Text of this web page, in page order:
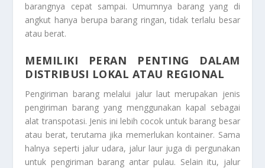
barangnya cepat sampai. Umumnya barang yang di
angkut hanya berupa barang ringan, tidak terlalu besar
atau berat.
MEMILIKI PERAN PENTING DALAM
DISTRIBUSI LOKAL ATAU REGIONAL
Pengiriman barang melalui jalur laut merupakan jenis
pengiriman barang yang menggunakan kapal sebagai
alat transpotasi. Jenis ini lebih cocok untuk barang besar
atau berat, terutama jika memerlukan kontainer. Sama
halnya seperti jalur udara, jalur laur juga di pergunakan
untuk pengiriman barang antar pulau. Selain itu, jalur